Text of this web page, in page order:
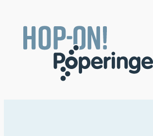
Ondernemen en winkelen